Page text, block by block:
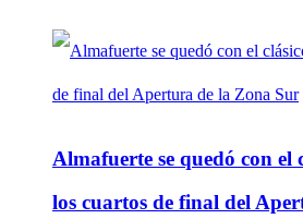
Almafuerte se quedó con el
los cuartos de final del